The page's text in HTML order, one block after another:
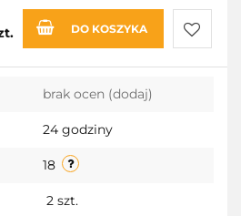
DO KOSZYKA
Do
brak ocen (dodaj)
24 godziny
18
2 szt.